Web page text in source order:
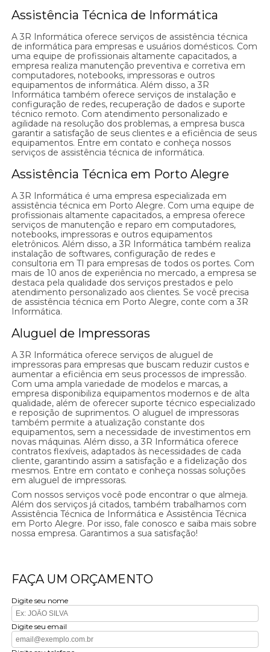
Assistência Técnica de Informática
A 3R Informática oferece serviços de assistência técnica
de informática para empresas e usuários domésticos. Com
uma equipe de profissionais altamente capacitados, a
empresa realiza manutenção preventiva e corretiva em
computadores, notebooks, impressoras e outros
equipamentos de informática. Além disso, a 3R
Informática também oferece serviços de instalação e
configuração de redes, recuperação de dados e suporte
técnico remoto. Com atendimento personalizado e
agilidade na resolução dos problemas, a empresa busca
garantir a satisfação de seus clientes e a eficiência de seus
equipamentos. Entre em contato e conheça nossos
serviços de assistência técnica de informática.
Assistência Técnica em Porto Alegre
A 3R Informática é uma empresa especializada em
assistência técnica em Porto Alegre. Com uma equipe de
profissionais altamente capacitados, a empresa oferece
serviços de manutenção e reparo em computadores,
notebooks, impressoras e outros equipamentos
eletrônicos. Além disso, a 3R Informática também realiza
instalação de softwares, configuração de redes e
consultoria em TI para empresas de todos os portes. Com
mais de 10 anos de experiência no mercado, a empresa se
destaca pela qualidade dos serviços prestados e pelo
atendimento personalizado aos clientes. Se você precisa
de assistência técnica em Porto Alegre, conte com a 3R
Informática.
Aluguel de Impressoras
A 3R Informática oferece serviços de aluguel de
impressoras para empresas que buscam reduzir custos e
aumentar a eficiência em seus processos de impressão.
Com uma ampla variedade de modelos e marcas, a
empresa disponibiliza equipamentos modernos e de alta
qualidade, além de oferecer suporte técnico especializado
e reposição de suprimentos. O aluguel de impressoras
também permite a atualização constante dos
equipamentos, sem a necessidade de investimentos em
novas máquinas. Além disso, a 3R Informática oferece
contratos flexíveis, adaptados às necessidades de cada
cliente, garantindo assim a satisfação e a fidelização dos
mesmos. Entre em contato e conheça nossas soluções
em aluguel de impressoras.
Com nossos serviços você pode encontrar o que almeja.
Além dos serviços já citados, também trabalhamos com
Assistência Técnica de Informática e Assistência Técnica
em Porto Alegre. Por isso, fale conosco e saiba mais sobre
nossa empresa. Garantimos a sua satisfação!
FAÇA UM ORÇAMENTO
Digite seu nome
Digite seu email